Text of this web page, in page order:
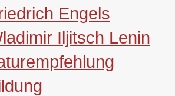
Engels
Iljitsch Lenin